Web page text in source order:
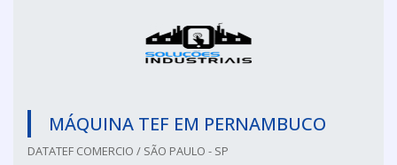
MÁQUINA TEF EM PERNAMBUCO
DATATEF COMERCIO / SÃO PAULO - SP